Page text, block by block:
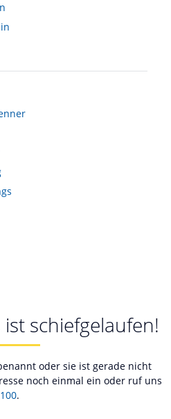
schiefgelaufen!
oder sie ist gerade nicht
noch einmal ein oder ruf uns
.